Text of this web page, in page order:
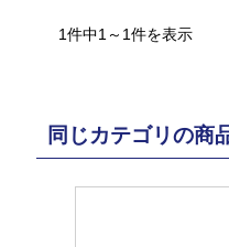
1件中1～1件を表示
同じカテゴリの商